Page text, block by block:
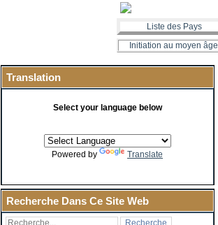
Liste des Pays
Initiation au moyen âge
Translation
Select your language below
Powered by Translate
Recherche Dans Ce Site Web